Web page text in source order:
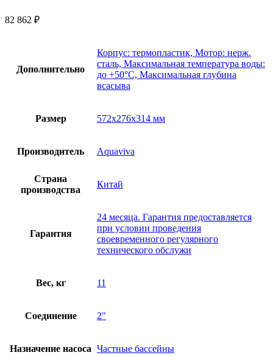
82 862 ₽
Дополнительно
Корпус: термопластик, Мотор: нерж.
сталь, Максимальная температура воды:
до +50°C, Максимальная глубина
всасыва
Размер 572х276х314 мм
Производитель Aquaviva
Страна
производства
Китай
Гарантия
24 месяца. Гарантия предоставляется
при условии проведения
своевременного регулярного
технического обслужи
Вес, кг 11
Соединение 2"
Назначение насоса Частные бассейны